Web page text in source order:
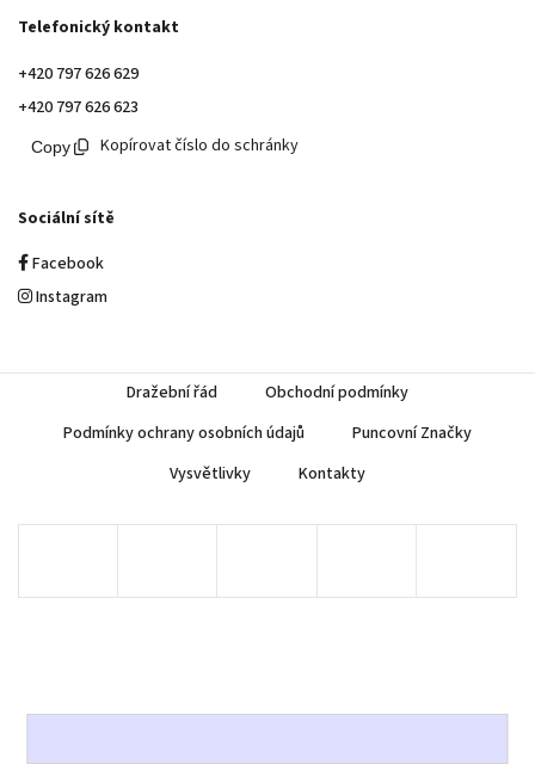
Telefonický kontakt
+420 797 626 629
+420 797 626 623
Kopírovat číslo do schránky
Sociální sítě
Facebook
Instagram
Dražební řád
Obchodní podmínky
Podmínky ochrany osobních údajů
Puncovní Značky
Vysvětlivky
Kontakty